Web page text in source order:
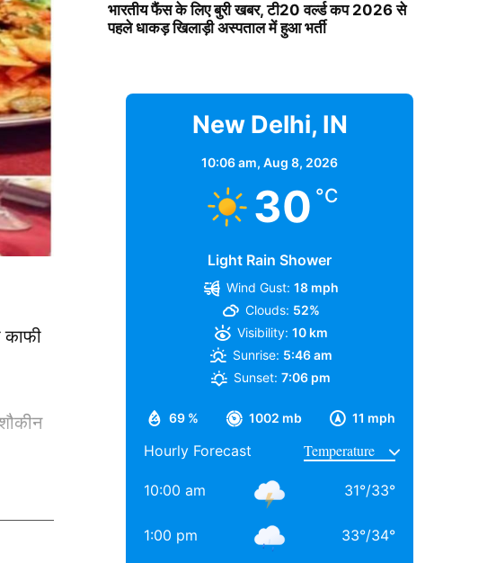
भारतीय फैंस के लिए बुरी खबर, टी20 वर्ल्ड कप 2026 से
पहले धाकड़ खिलाड़ी अस्पताल में हुआ भर्ती
New Delhi, IN
10:06 am, Aug 8, 2026
30 °C
Light Rain Shower
69 % 1002 mb 11 mph
Wind Gust: 18 mph
Clouds: 52%
Visibility: 10 km
Sunrise: 5:46 am
Sunset: 7:06 pm
Hourly Forecast
10:00 am 31°/33°
1:00 pm 33°/34°